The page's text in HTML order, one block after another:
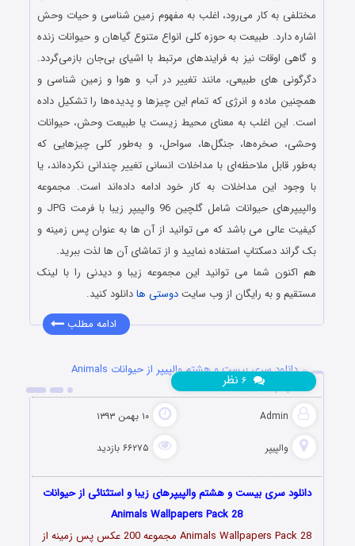
مختلفی به کار می‌رود، اغلب به مفهوم زمین‌ شناسی و حیات وحش
اشاره دارد. طبیعت به حوزه کلی انواع متنوع گیاهان و حیوانات زنده
و گاهی اوقات نیز به فرایندهای مرتبط با اشیای بی‌جان بازمی‌گردد.
دگرگونی‌ های طبیعی، مانند تغییر در آب‌ و هوا و زمین‌ شناسی و
همچنین ماده و انرژی که تمام این چیزها و پدیده‌ها را تشکیل داده‌
است. این اغلب به معنای محیط زیست یا طبیعت وحش، حیوانات
وحشی، صخره‌ها، جنگل‌ها، سواحل، و به‌طور کلی چیزهایی که
به‌طور قابل ملاحظه‌ای با مداخلات انسانی تغییر چندانی نکرده‌اند، یا
با وجود این مداخلات به کار خود ادامه داده‌اند است. مجموعه
والپیپرهای حیوانات شامل گلچین 96 والپیپر زیبا با فرمت JPG و
کیفیت عالی می باشد که می توانید از آن ها به عنوان پس زمینه و
بک گراند دسکتاپ استفاده نمایید و از تماشای آن ها لذت ببرید.
هم اکنون شما می توانید این مجموعه زیبا و دیدنی را با لینک
مستقیم و به رایگان از وب سایتدوستی هادانلود کنید.
ادامه مطلب
دانلود سری بیست و هشتم والپیپر از حیوانات Animals
Wallpapers
Admin ۱۰ بهمن ۱۳۹۳
والپیپر ۶۶۲۷۵ بازدید
۶ نظر
دانلود سری بیست و هشتم والپیپرهای زیبا و استثنائی از حیوانات
Animals Wallpapers Pack 28
Animals Wallpapers Pack 28 مجموعه 200 عکس پس زمینه از